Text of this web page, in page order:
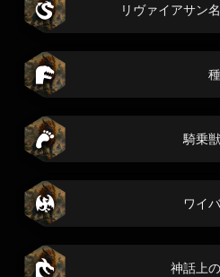
リヴァイアサン
騎乗
ワイ
神話上